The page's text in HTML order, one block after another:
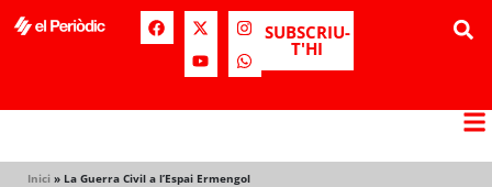
SUBSCRIU-
T'HI
Inici » La Guerra Civil a l’Espai Ermengol